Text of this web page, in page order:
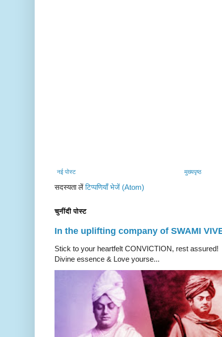
नई पोस्ट मुख्यपृष्ठ
सदस्यता लेंटिप्पणियाँ भेजें (Atom)
चुनींदी पोस्ट
In the uplifting company of SWAMI
Stick to your heartfelt CONVICTION, rest
Divine essence & Love yourse...